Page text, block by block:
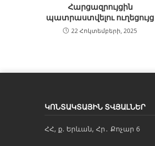
Հարցազրույցին
պատրաստվելու ուղեցույց
22 Հոկտեմբերի, 2025
ԿՈՆՏԱԿՏԱՅԻՆ ՏՎՅԱԼՆԵՐ
ՀՀ, ք. Երևան, Հր․ Քոչար 6